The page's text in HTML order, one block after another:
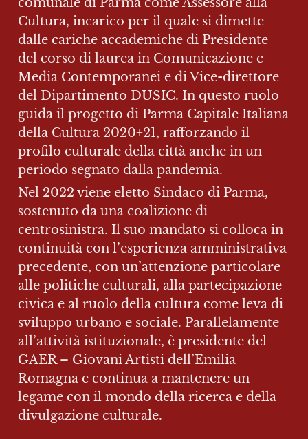
Cultura, incarico per il quale si dimette
dalle cariche accademiche di Presidente
del corso di laurea in Comunicazione e
Media Contemporanei e di Vice-direttore
del Dipartimento DUSIC. In questo ruolo
guida il progetto di Parma Capitale Italiana
della Cultura 2020+21, rafforzando il
profilo culturale della città anche in un
periodo segnato dalla pandemia.
Nel 2022 viene eletto Sindaco di Parma,
sostenuto da una coalizione di
centrosinistra. Il suo mandato si colloca in
continuità con l’esperienza amministrativa
precedente, con un’attenzione particolare
alle politiche culturali, alla partecipazione
civica e al ruolo della cultura come leva di
sviluppo urbano e sociale. Parallelamente
all’attività istituzionale, è presidente del
GAER – Giovani Artisti dell’Emilia
Romagna e continua a mantenere un
legame con il mondo della ricerca e della
divulgazione culturale.